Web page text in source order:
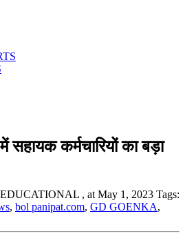
सहायक कर्मचारियों का बड़ा
, at May 1, 2023 Tags:
, bol panipat.com, GD GOENKA,